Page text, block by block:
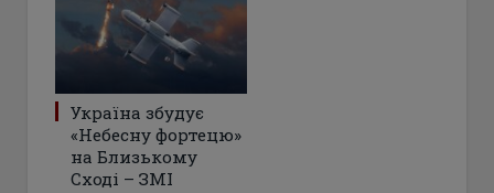
Україна збудує
«Небесну фортецю»
на Близькому
Сході – ЗМІ